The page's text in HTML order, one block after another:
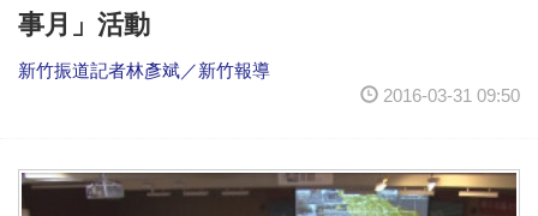
事月」活動
新竹振道記者林彥斌／新竹報導
2016-03-31 09:50